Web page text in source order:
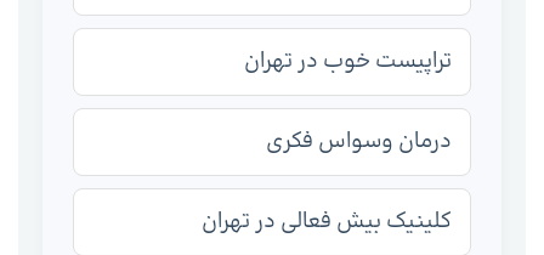
تراپیست خوب در تهران
درمان وسواس فکری
کلینیک بیش فعالی در تهران